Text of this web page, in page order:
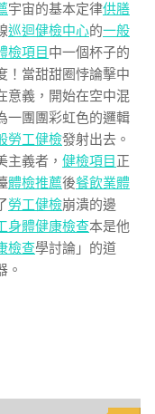
宇宙的基本定律供膳
巡迴健檢中心的一般
檢項目 中一個杯子的
！當甜甜圈悖論擊中
意義，開始在空中混
一團團彩虹色的邏輯
勞工健檢發射出去。
主義者， 健檢項目 正
體檢推薦後餐飲業體
勞工健檢崩潰的邊
身體健康檢查本是他
檢查學討論」的道
。